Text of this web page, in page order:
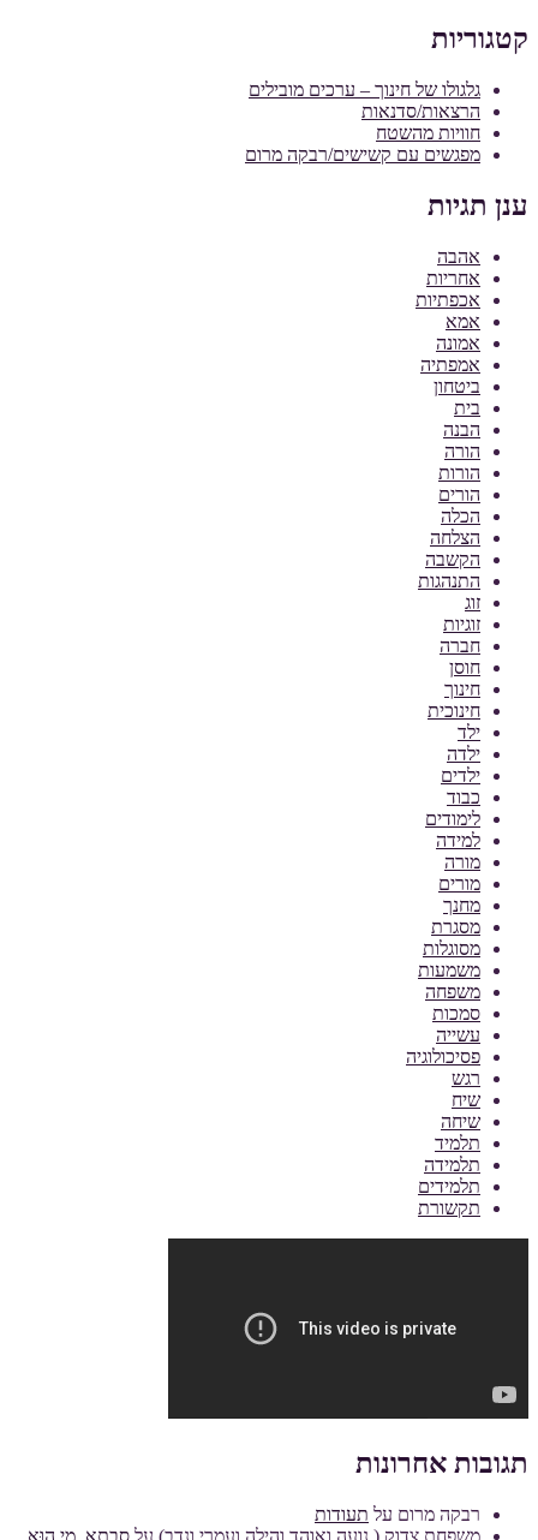
קטגוריות
גלגולו של חינוך – ערכים מובילים
הרצאות/סדנאות
חוויות מהשטח
מפגשים עם קשישים/רבקה מרום
ענן תגיות
אהבה
אחריות
אכפתיות
אמא
אמונה
אמפתיה
ביטחון
בית
הבנה
הורה
הורות
הורים
הכלה
הצלחה
הקשבה
התנהגות
זוג
זוגיות
חברה
חוסן
חינוך
חינוכית
ילד
ילדה
ילדים
כבוד
לימודים
למידה
מורה
מורים
מחנך
מסגרת
מסוגלות
משמעות
משפחה
סמכות
עשייה
פסיכולוגיה
רגש
שיח
שיחה
תלמיד
תלמידה
תלמידים
תקשורת
תגובות אחרונות
רבקה מרום על תעודות
משפחת צדוק ( נועה ואוהד והילה ועמרי ונדב) על סָבְתָא, מִי הוּא